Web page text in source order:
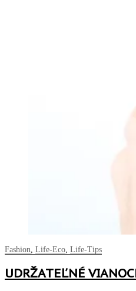
Fashion, Life-Eco, Life-Tips
UDRŽATEĽNÉ